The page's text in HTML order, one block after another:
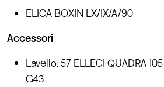
ELICA BOXIN LX/IX/A/90
Accessori
Lavello: 57 ELLECI QUADRA
G43